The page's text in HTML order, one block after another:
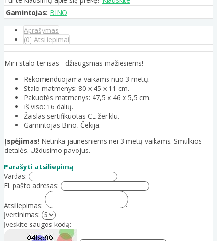
Gamintojas: BINO
Aprašymas
(0) Atsiliepimai
Mini stalo tenisas - džiaugsmas mažiesiems!
Rekomenduojama vaikams nuo 3 metų.
Stalo matmenys: 80 x 45 x 11 cm.
Pakuotės matmenys: 47,5 x 46 x 5,5 cm.
Iš viso: 16 dalių.
Žaislas sertifikuotas CE ženklu.
Gamintojas Bino, Čekija.
Įspėjimas! Netinka jaunesniems nei 3 metų vaikams. Smulkios
detalės. Uždusimo pavojus.
Parašyti atsiliepimą
Vardas:
El. pašto adresas:
Atsiliepimas:
Įvertinimas:
Įveskite saugos kodą: